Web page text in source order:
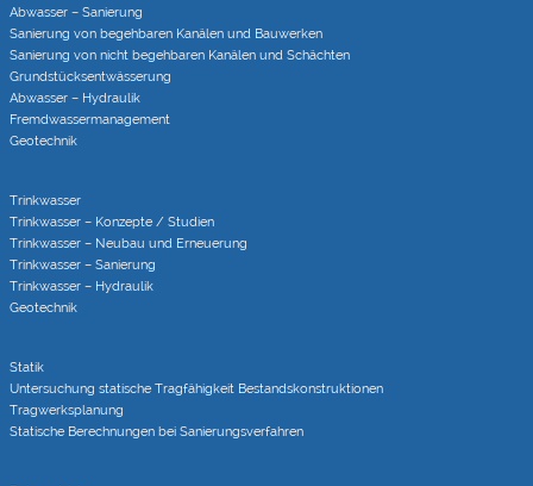
Abwasser – Sanierung
Sanierung von begehbaren Kanälen und Bauwerken
Sanierung von nicht begehbaren Kanälen und Schächten
Grundstücks­entwässerung
Abwasser – Hydraulik
Fremdwasser­manage­ment
Geotechnik
Trinkwasser
Trinkwasser – Konzepte / Studien
Trinkwasser – Neubau und Erneuerung
Trinkwasser – Sanierung
Trinkwasser – Hydraulik
Geotechnik
Statik
Untersuchung statische Tragfähigkeit Bestandskonstruktionen
Tragwerksplanung
Statische Berechnungen bei Sanierungsverfahren